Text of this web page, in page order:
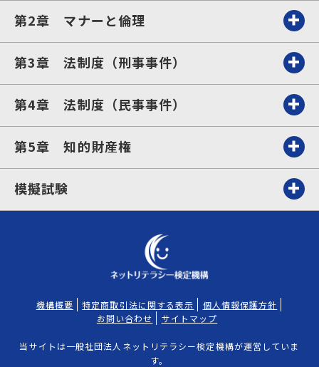
第2章 マナーと倫理
第3章 法制度（刑事事件）
第4章 法制度（民事事件）
第5章 知的財産権
模擬試験
機構概要 特定商取引法に関する表示
個人情報保護方針
お問い合わせ
サイトマップ
当サイトは一般社団法人ネットリテラシー検定機構が運営していま
す。